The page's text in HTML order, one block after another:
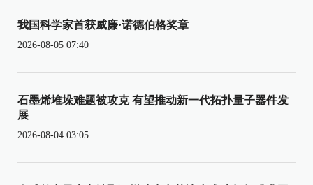
我国科学家首获威廉·诺德伯格奖章
2026-08-05 07:40
石墨烯堆垛难题被攻克 有望推动新一代拓扑量子器件发
展
2026-08-04 03:05